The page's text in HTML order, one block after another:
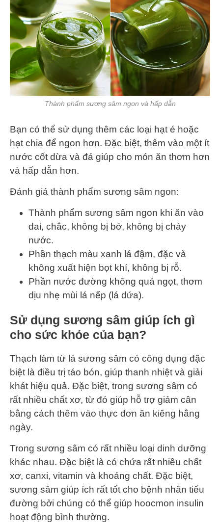
Thành phẩm sương sâm ngon và hấp dẫn
Bạn có thể sử dụng thêm các loại hạt é hoặc
hạt chia để ngon hơn. Đặc biệt, thêm vào một ít
nước cốt dừa và đá giúp cho món ăn thơm hơn
và hấp dẫn hơn.
Đánh giá thành phẩm sương sâm ngon:
Thành phẩm sương sâm ngon khi ăn vào
dai, chắc, không bị bở, không bị chảy
nước.
Phần thạch màu xanh lá đậm, đặc và
không xuất hiện bọt khí, không bị rỗ.
Phần nước đường không quá ngọt, thơm
dịu nhẹ mùi lá nếp (lá dứa).
Sử dụng sương sâm giúp ích gì
cho sức khỏe của bạn?
Thạch làm từ lá sương sâm có công dụng đặc
biệt là điều trị táo bón, giúp thanh nhiệt và giải
khát hiệu quả. Đặc biệt, trong sương sâm có
rất nhiều chất xơ, từ đó giúp hỗ trợ giảm cân
bằng cách thêm vào thực đơn ăn kiêng hằng
ngày.
Trong sương sâm có rất nhiều loại dinh dưỡng
khác nhau. Đặc biệt là có chứa rất nhiều chất
xơ, canxi, vitamin và khoáng chất. Đặc biệt,
sương sâm giúp ích rất tốt cho bệnh nhân tiểu
đường bởi chúng có thể giúp hoocmon insulin
hoạt động bình thường.